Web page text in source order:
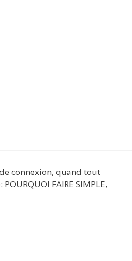
connexion, quand tout
FAIRE SIMPLE,